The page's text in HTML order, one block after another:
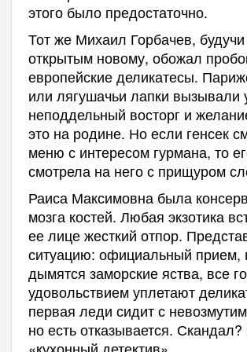
этого было предостаточно.
Тот же Михаил Горбачев,
открытым новому, обожал
европейские деликатесы.
или лягушачьи лапки вызывали
неподдельный восторг и
это на родине. Но если генсек
меню с интересом гурмана, то
смотрела на него с прищуром
Раиса Максимовна была
мозга костей. Любая экзотика
ее лице жесткий отпор.
ситуацию: официальный прием,
дымятся заморские яства, все
удовольствием уплетают
первая леди сидит с
но есть отказывается.
«кухонный детектив».